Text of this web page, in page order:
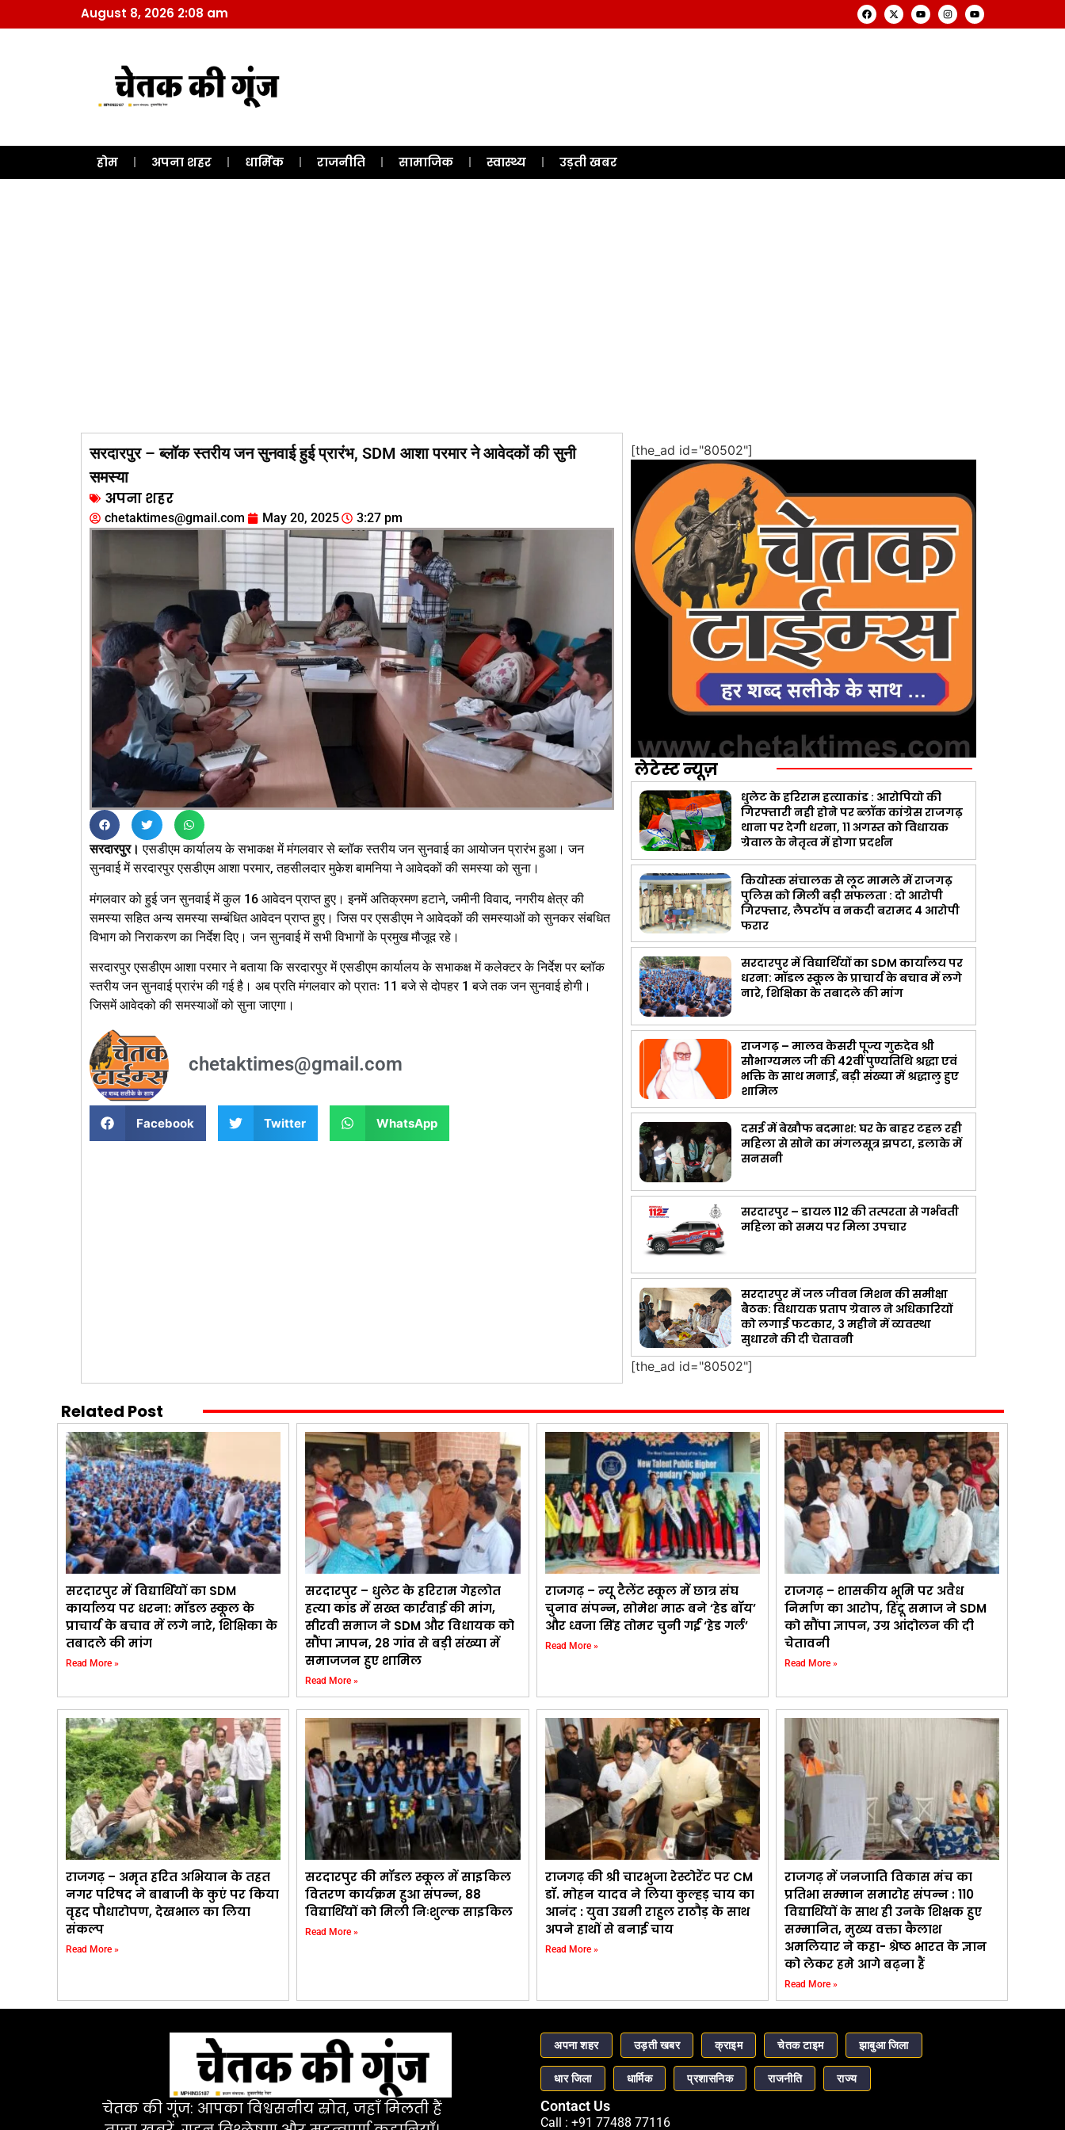
August 8, 2026 2:08 am
होम अपना शहर धार्मिक राजनीति सामाजिक स्वास्थ्य उड़ती खबर
सरदारपुर – ब्लॉक स्तरीय जन सुनवाई हुई प्रारंभ, SDM आशा परमार ने आवेदकों की सुनी
समस्या
अपना शहर
chetaktimes@gmail.com May 20, 2025 3:27 pm
सरदारपुर। एसडीएम कार्यालय के सभाकक्ष में मंगलवार से ब्लॉक स्तरीय जन सुनवाई का आयोजन प्रारंभ हुआ। जन
सुनवाई में सरदारपुर एसडीएम आशा परमार, तहसीलदार मुकेश बामनिया ने आवेदकों की समस्या को सुना।
मंगलवार को हुई जन सुनवाई में कुल 16 आवेदन प्राप्त हुए। इनमें अतिक्रमण हटाने, जमीनी विवाद, नगरीय क्षेत्र की
समस्या सहित अन्य समस्या सम्बंधित आवेदन प्राप्त हुए। जिस पर एसडीएम ने आवेदकों की समस्याओं को सुनकर संबधित
विभाग को निराकरण का निर्देश दिए। जन सुनवाई में सभी विभागों के प्रमुख मौजूद रहे।
सरदारपुर एसडीएम आशा परमार ने बताया कि सरदारपुर में एसडीएम कार्यालय के सभाकक्ष में कलेक्टर के निर्देश पर ब्लॉक
स्तरीय जन सुनवाई प्रारंभ की गई है। अब प्रति मंगलवार को प्रातः 11 बजे से दोपहर 1 बजे तक जन सुनवाई होगी।
जिसमें आवेदको की समस्याओं को सुना जाएगा।
chetaktimes@gmail.com
Facebook Twitter WhatsApp
[the_ad id="80502"]
लेटेस्ट न्यूज़
धुलेट के हरिराम हत्याकांड : आरोपियो की
गिरफ्तारी नही होने पर ब्लॉक कांग्रेस राजगढ़
थाना पर देगी धरना, 11 अगस्त को विधायक
ग्रेवाल के नेतृत्व में होगा प्रदर्शन
कियोस्क संचालक से लूट मामले में राजगढ़
पुलिस को मिली बड़ी सफलता : दो आरोपी
गिरफ्तार, लैपटॉप व नकदी बरामद 4 आरोपी
फरार
सरदारपुर में विद्यार्थियों का SDM कार्यालय पर
धरना: मॉडल स्कूल के प्राचार्य के बचाव में लगे
नारे, शिक्षिका के तबादले की मांग
राजगढ़ – मालव केसरी पूज्य गुरुदेव श्री
सौभाग्यमल जी की 42वीं पुण्यतिथि श्रद्धा एवं
भक्ति के साथ मनाई, बड़ी संख्या में श्रद्धालु हुए
शामिल
दसई में बेखौफ बदमाश: घर के बाहर टहल रही
महिला से सोने का मंगलसूत्र झपटा, इलाके में
सनसनी
सरदारपुर – डायल 112 की तत्परता से गर्भवती
महिला को समय पर मिला उपचार
सरदारपुर में जल जीवन मिशन की समीक्षा
बैठक: विधायक प्रताप ग्रेवाल ने अधिकारियों
को लगाई फटकार, 3 महीने में व्यवस्था
सुधारने की दी चेतावनी
[the_ad id="80502"]
Related Post
सरदारपुर में विद्यार्थियों का SDM
कार्यालय पर धरना: मॉडल स्कूल के
प्राचार्य के बचाव में लगे नारे, शिक्षिका के
तबादले की मांग
Read More »
सरदारपुर – धुलेट के हरिराम गेहलोत
हत्या कांड में सख्त कार्रवाई की मांग,
सीरवी समाज ने SDM और विधायक को
सौंपा ज्ञापन, 28 गांव से बड़ी संख्या में
समाजजन हुए शामिल
Read More »
राजगढ़ – न्यू टैलेंट स्कूल में छात्र संघ
चुनाव संपन्न, सोमेश मारू बने ‘हेड बॉय’
और ध्वजा सिंह तोमर चुनी गईं ‘हेड गर्ल’
Read More »
राजगढ़ – शासकीय भूमि पर अवैध
निर्माण का आरोप, हिंदू समाज ने SDM
को सौंपा ज्ञापन, उग्र आंदोलन की दी
चेतावनी
Read More »
राजगढ़ – अमृत हरित अभियान के तहत
नगर परिषद ने बाबाजी के कुएं पर किया
वृहद पौधारोपण, देखभाल का लिया
संकल्प
Read More »
सरदारपुर की मॉडल स्कूल में साइकिल
वितरण कार्यक्रम हुआ संपन्न, 88
विद्यार्थियों को मिली निःशुल्क साइकिल
Read More »
राजगढ़ की श्री चारभुजा रेस्टोरेंट पर CM
डॉ. मोहन यादव ने लिया कुल्हड़ चाय का
आनंद : युवा उद्यमी राहुल राठौड़ के साथ
अपने हाथों से बनाई चाय
Read More »
राजगढ़ में जनजाति विकास मंच का
प्रतिभा सम्मान समारोह संपन्न : 110
विद्यार्थियों के साथ ही उनके शिक्षक हुए
सम्मानित, मुख्य वक्ता कैलाश
अमलियार ने कहा- श्रेष्ठ भारत के ज्ञान
को लेकर हमे आगे बढ़ना हैं
Read More »
चेतक की गूंज: आपका विश्वसनीय स्रोत, जहाँ मिलती हैं
अपना शहर उड़ती खबर क्राइम चेतक टाइम झाबुआ जिला
धार जिला धार्मिक प्रशासनिक राजनीति राज्य
Contact Us
Call : +91 77488 77116